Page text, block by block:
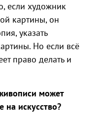
если художник
картины, он
указать
Но если всё
право делать и
может
на искусство?